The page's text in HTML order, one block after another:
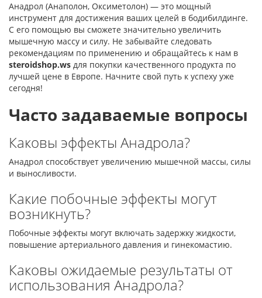
Анадрол (Анаполон, Оксиметолон) — это мощный
инструмент для достижения ваших целей в бодибилдинге.
С его помощью вы сможете значительно увеличить
мышечную массу и силу. Не забывайте следовать
рекомендациям по применению и обращайтесь к нам в
steroidshop.ws для покупки качественного продукта по
лучшей цене в Европе. Начните свой путь к успеху уже
сегодня!
Часто задаваемые вопросы
Каковы эффекты Анадрола?
Анадрол способствует увеличению мышечной массы, силы
и выносливости.
Какие побочные эффекты могут
возникнуть?
Побочные эффекты могут включать задержку жидкости,
повышение артериального давления и гинекомастию.
Каковы ожидаемые результаты от
использования Анадрола?